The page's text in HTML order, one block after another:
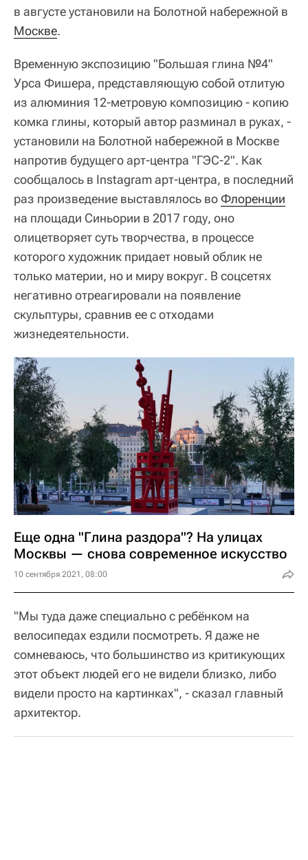
в августе установили на Болотной набережной в
Москве.
Временную экспозицию "Большая глина №4"
Урса Фишера, представляющую собой отлитую
из алюминия 12-метровую композицию - копию
комка глины, который автор разминал в руках, -
установили на Болотной набережной в Москве
напротив будущего арт-центра "ГЭС-2". Как
сообщалось в Instagram арт-центра, в последний
раз произведение выставлялось во Флоренции
на площади Синьории в 2017 году, оно
олицетворяет суть творчества, в процессе
которого художник придает новый облик не
только материи, но и миру вокруг. В соцсетях
негативно отреагировали на появление
скульптуры, сравнив ее с отходами
жизнедеятельности.
Еще одна "Глина раздора"? На улицах
Москвы — снова современное искусство
10 сентября 2021, 08:00
"Мы туда даже специально с ребёнком на
велосипедах ездили посмотреть. Я даже не
сомневаюсь, что большинство из критикующих
этот объект людей его не видели близко, либо
видели просто на картинках", - сказал главный
архитектор.